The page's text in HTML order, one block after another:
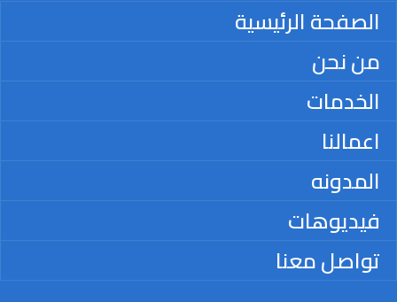
الصفحة الرئيسية
من نحن
الخدمات
اعمالنا
المدونه
فيديوهات
تواصل معنا